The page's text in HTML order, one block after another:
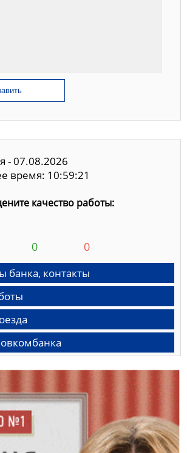
- 07.08.2026
время: 10:59:22
качество работы:
0 0
банка, контакты